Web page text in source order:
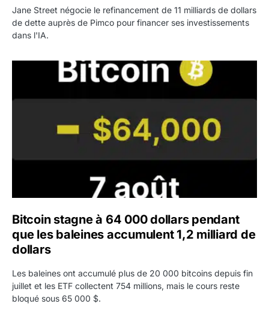
Jane Street négocie le refinancement de 11 milliards de dollars
de dette auprès de Pimco pour financer ses investissements
dans l'IA.
Bitcoin stagne à 64 000 dollars pendant que les
Bitcoin stagne à 64 000 dollars pendant
que les baleines accumulent 1,2 milliard de
dollars
Les baleines ont accumulé plus de 20 000 bitcoins depuis fin
juillet et les ETF collectent 754 millions, mais le cours reste
bloqué sous 65 000 $.